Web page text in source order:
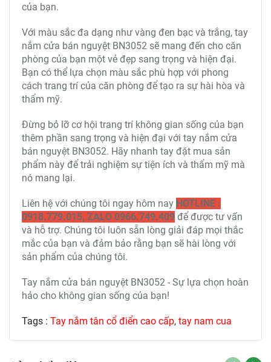
của bạn.
Với màu sắc đa dạng như vàng đen bạc và trắng, tay
nắm cửa bán nguyệt BN3052 sẽ mang đến cho căn
phòng của bạn một vẻ đẹp sang trọng và hiện đại.
Bạn có thể lựa chọn màu sắc phù hợp với phong
cách trang trí của căn phòng để tạo ra sự hài hòa và
thẩm mỹ.
Đừng bỏ lỡ cơ hội trang trí không gian sống của bạn
thêm phần sang trọng và hiện đại với tay nắm cửa
bán nguyệt BN3052. Hãy nhanh tay đặt mua sản
phẩm này để trải nghiệm sự tiện ích và thẩm mỹ mà
nó mang lại.
Liên hệ với chúng tôi ngay hôm nay HOTLINE :
0918.779.015, ZALO 0966.749.409 để được tư vấn
và hỗ trợ. Chúng tôi luôn sẵn lòng giải đáp mọi thắc
mắc của bạn và đảm bảo rằng bạn sẽ hài lòng với
sản phẩm của chúng tôi.
Tay nắm cửa bán nguyệt BN3052 - Sự lựa chọn hoàn
hảo cho không gian sống của bạn!
Tags : Tay nắm tân cổ điển cao cấp, tay nam cua